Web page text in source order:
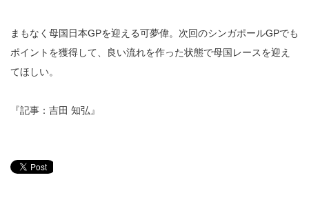
まもなく母国日本GPを迎える可夢偉。次回のシンガポールGPでも
ポイントを獲得して、良い流れを作った状態で母国レースを迎え
てほしい。
『記事：吉田 知弘』